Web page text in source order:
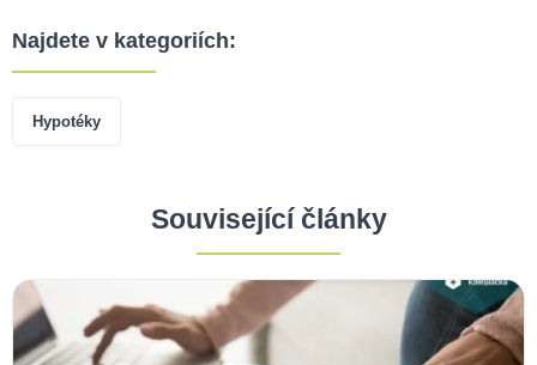
Najdete v kategoriích:
Hypotéky
Související články